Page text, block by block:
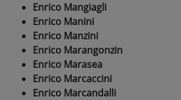
Enrico Mangiagli
Enrico Manini
Enrico Manzini
Enrico Marangonzin
Enrico Marasea
Enrico Marcaccini
Enrico Marcandalli